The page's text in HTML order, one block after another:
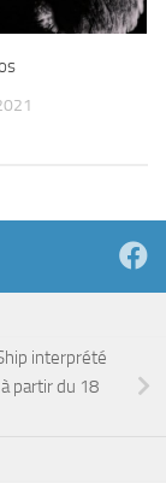
interprété
partir du 18